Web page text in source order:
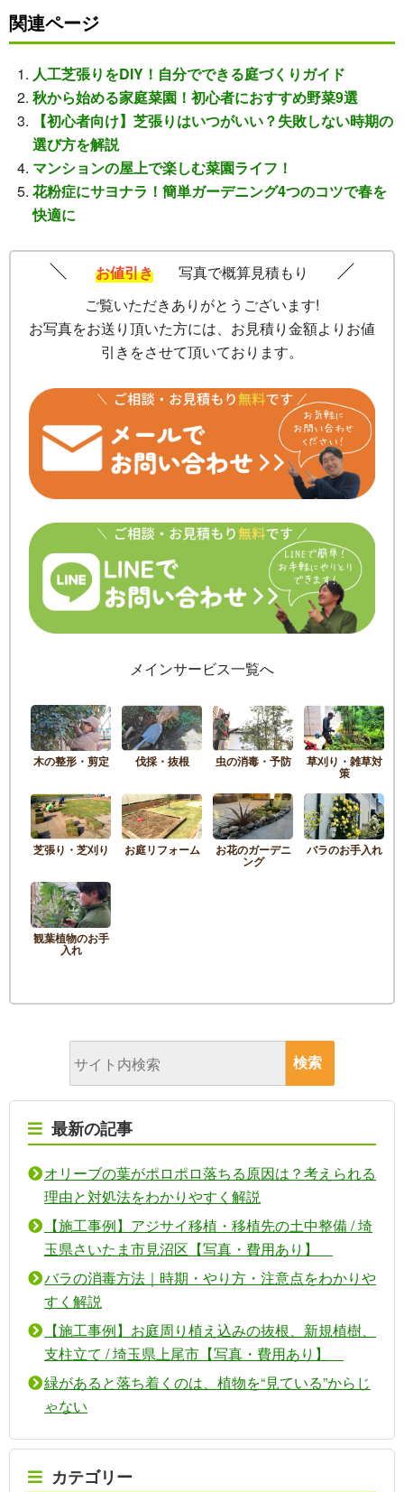
関連ページ
人工芝張りをDIY！自分でできる庭づくりガイド
秋から始める家庭菜園！初心者におすすめ野菜9選
【初心者向け】芝張りはいつがいい？失敗しない時期の
選び方を解説
マンションの屋上で楽しむ菜園ライフ！
花粉症にサヨナラ！簡単ガーデニング4つのコツで春を
快適に
お値引き
写真で概算見積もり
ご覧いただきありがとうございます!
お写真をお送り頂いた方には、お見積り金額よりお値
引きをさせて頂いております。
メインサービス一覧へ
木の整形・剪定 伐採・抜根 虫の消毒・予防 草刈り・雑草対
策
芝張り・芝刈り お庭リフォーム お花のガーデニ
ング
バラのお手入れ
観葉植物のお手
入れ
最新の記事
オリーブの葉がポロポロ落ちる原因は？考えられる
理由と対処法をわかりやすく解説
【施工事例】アジサイ移植・移植先の土中整備 / 埼
玉県さいたま市見沼区【写真・費用あり】
バラの消毒方法｜時期・やり方・注意点をわかりや
すく解説
【施工事例】お庭周り植え込みの抜根、新規植樹、
支柱立て / 埼玉県上尾市【写真・費用あり】
緑があると落ち着くのは、植物を“見ている”からじ
ゃない
カテゴリー